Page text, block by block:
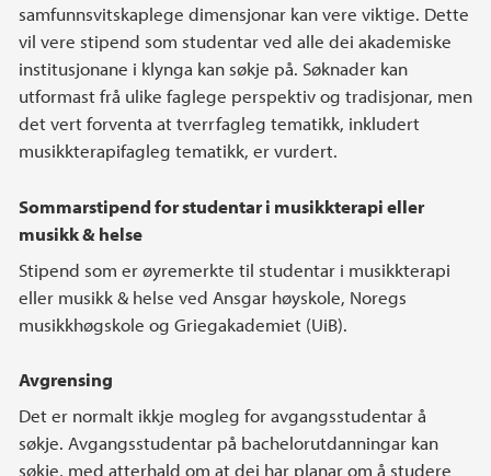
samfunnsvitskaplege dimensjonar kan vere viktige. Dette
vil vere stipend som studentar ved alle dei akademiske
institusjonane i klynga kan søkje på. Søknader kan
utformast frå ulike faglege perspektiv og tradisjonar, men
det vert forventa at tverrfagleg tematikk, inkludert
musikkterapifagleg tematikk, er vurdert.
Sommarstipend for studentar i musikkterapi eller
musikk & helse
Stipend som er øyremerkte til studentar i musikkterapi
eller musikk & helse ved Ansgar høyskole, Noregs
musikkhøgskole og Griegakademiet (UiB).
Avgrensing
Det er normalt ikkje mogleg for avgangsstudentar å
søkje. Avgangsstudentar på bachelorutdanningar kan
søkje, med atterhald om at dei har planar om å studere